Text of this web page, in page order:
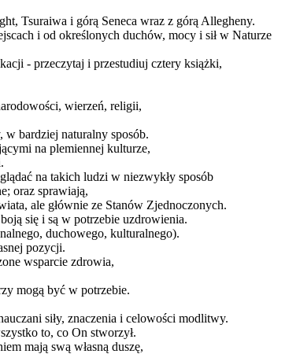
Tsuraiwa i górą Seneca wraz z górą Allegheny.
i od określonych duchów, mocy i sił w Naturze
- przeczytaj i przestudiuj cztery książki,
wierzeń, religii,
bardziej naturalny sposób.
na plemiennej kulturze,
na takich ludzi w niezwykły sposób
oraz sprawiają,
ale głównie ze Stanów Zjednoczonych.
się i są w potrzebie uzdrowienia.
duchowego, kulturalnego).
pozycji.
wsparcie zdrowia,
mogą być w potrzebie.
siły, znaczenia i celowości modlitwy.
to, co On stworzył.
mają swą własną duszę,